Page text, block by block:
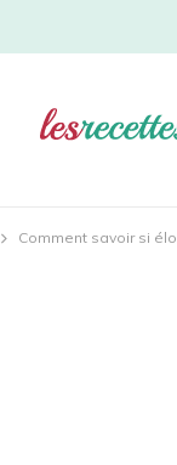
Comment savoir si